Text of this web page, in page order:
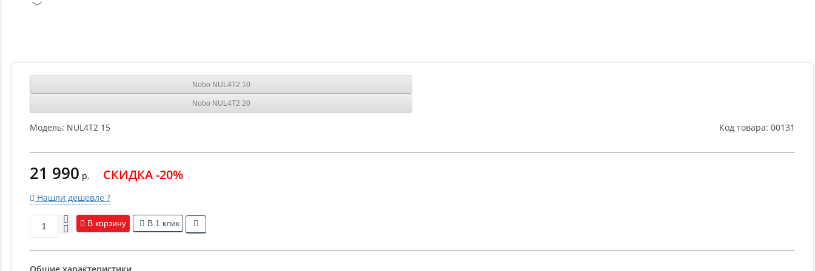
Nobo NUL4T2 10
Nobo NUL4T2 20
Модель: NUL4T2 15 Код товара: 00131
21 990 р. СКИДКА -20%
Нашли дешевле ?
В корзину В 1 клик